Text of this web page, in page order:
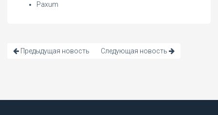
Paxum
Предыдущая новость Следующая новость